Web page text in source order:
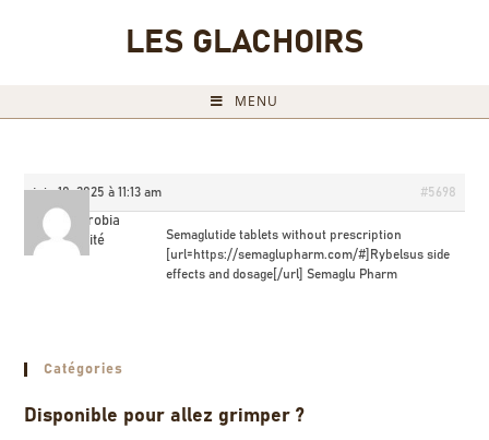
LES GLACHOIRS
MENU
juin 10, 2025 à 11:13 am #5698
Albertorobia
Invité
Semaglutide tablets without prescription
[url=https://semaglupharm.com/#]Rybelsus side
effects and dosage[/url] Semaglu Pharm
Catégories
Disponible pour allez grimper ?